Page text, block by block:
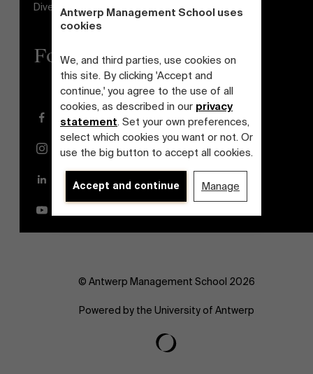
Antwerp Management School uses
cookies
We, and third parties, use cookies on
this site. By clicking 'Accept and
continue,' you agree to the use of all
cookies, as described in our privacy
statement. Set your own preferences,
select which cookies you want or not. Or
use the big button to accept all cookies.
Accept and continue Manage
Diversiteits- en Inclusieplan
Follow us
Facebook
Instagram
LinkedIn
© Antwerp Management School 2026
Powered by the University of Antwerp